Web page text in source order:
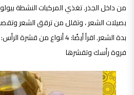
من داخل الجذر. تغذي المركبات النشطة
بصيلات الشعر ، وتقلل من ترقق الشعر
بدة الشعر. اقرأ أيضًا: 4 أنواع
فروة رأسك وتقشرها